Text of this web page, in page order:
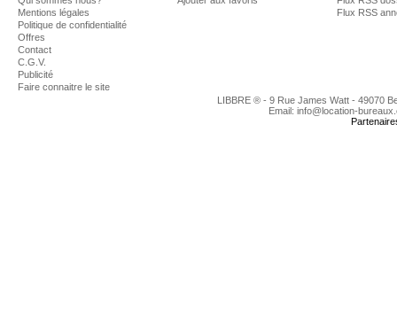
Mentions légales
Politique de confidentialité
Offres
Contact
C.G.V.
Publicité
Faire connaitre le site
Flux RSS
LIBBRE ® - 9 Rue James Watt - 49070
Email: info@location-